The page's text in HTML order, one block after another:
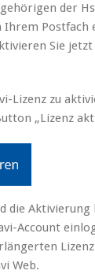
der
Ihrem Postfach
Sie jetzt
Lizenz zu
„Lizenz
die
Account
Web.